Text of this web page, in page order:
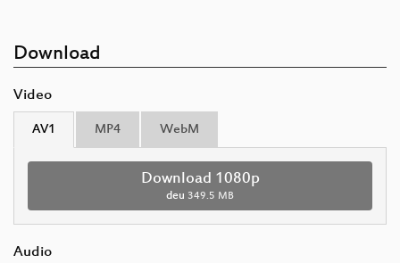
Download
Video
AV1 MP4 WebM
Download 1080p
deu 349.5 MB
Audio